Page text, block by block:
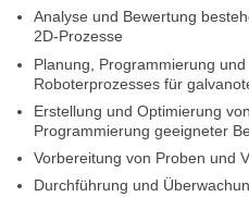
Analyse und Bewertung
2D-Prozesse
Planung, Programmierung
Roboterprozesses für
Erstellung und Optimierung
Programmierung geeigneter
Vorbereitung von Proben und
Durchführung und